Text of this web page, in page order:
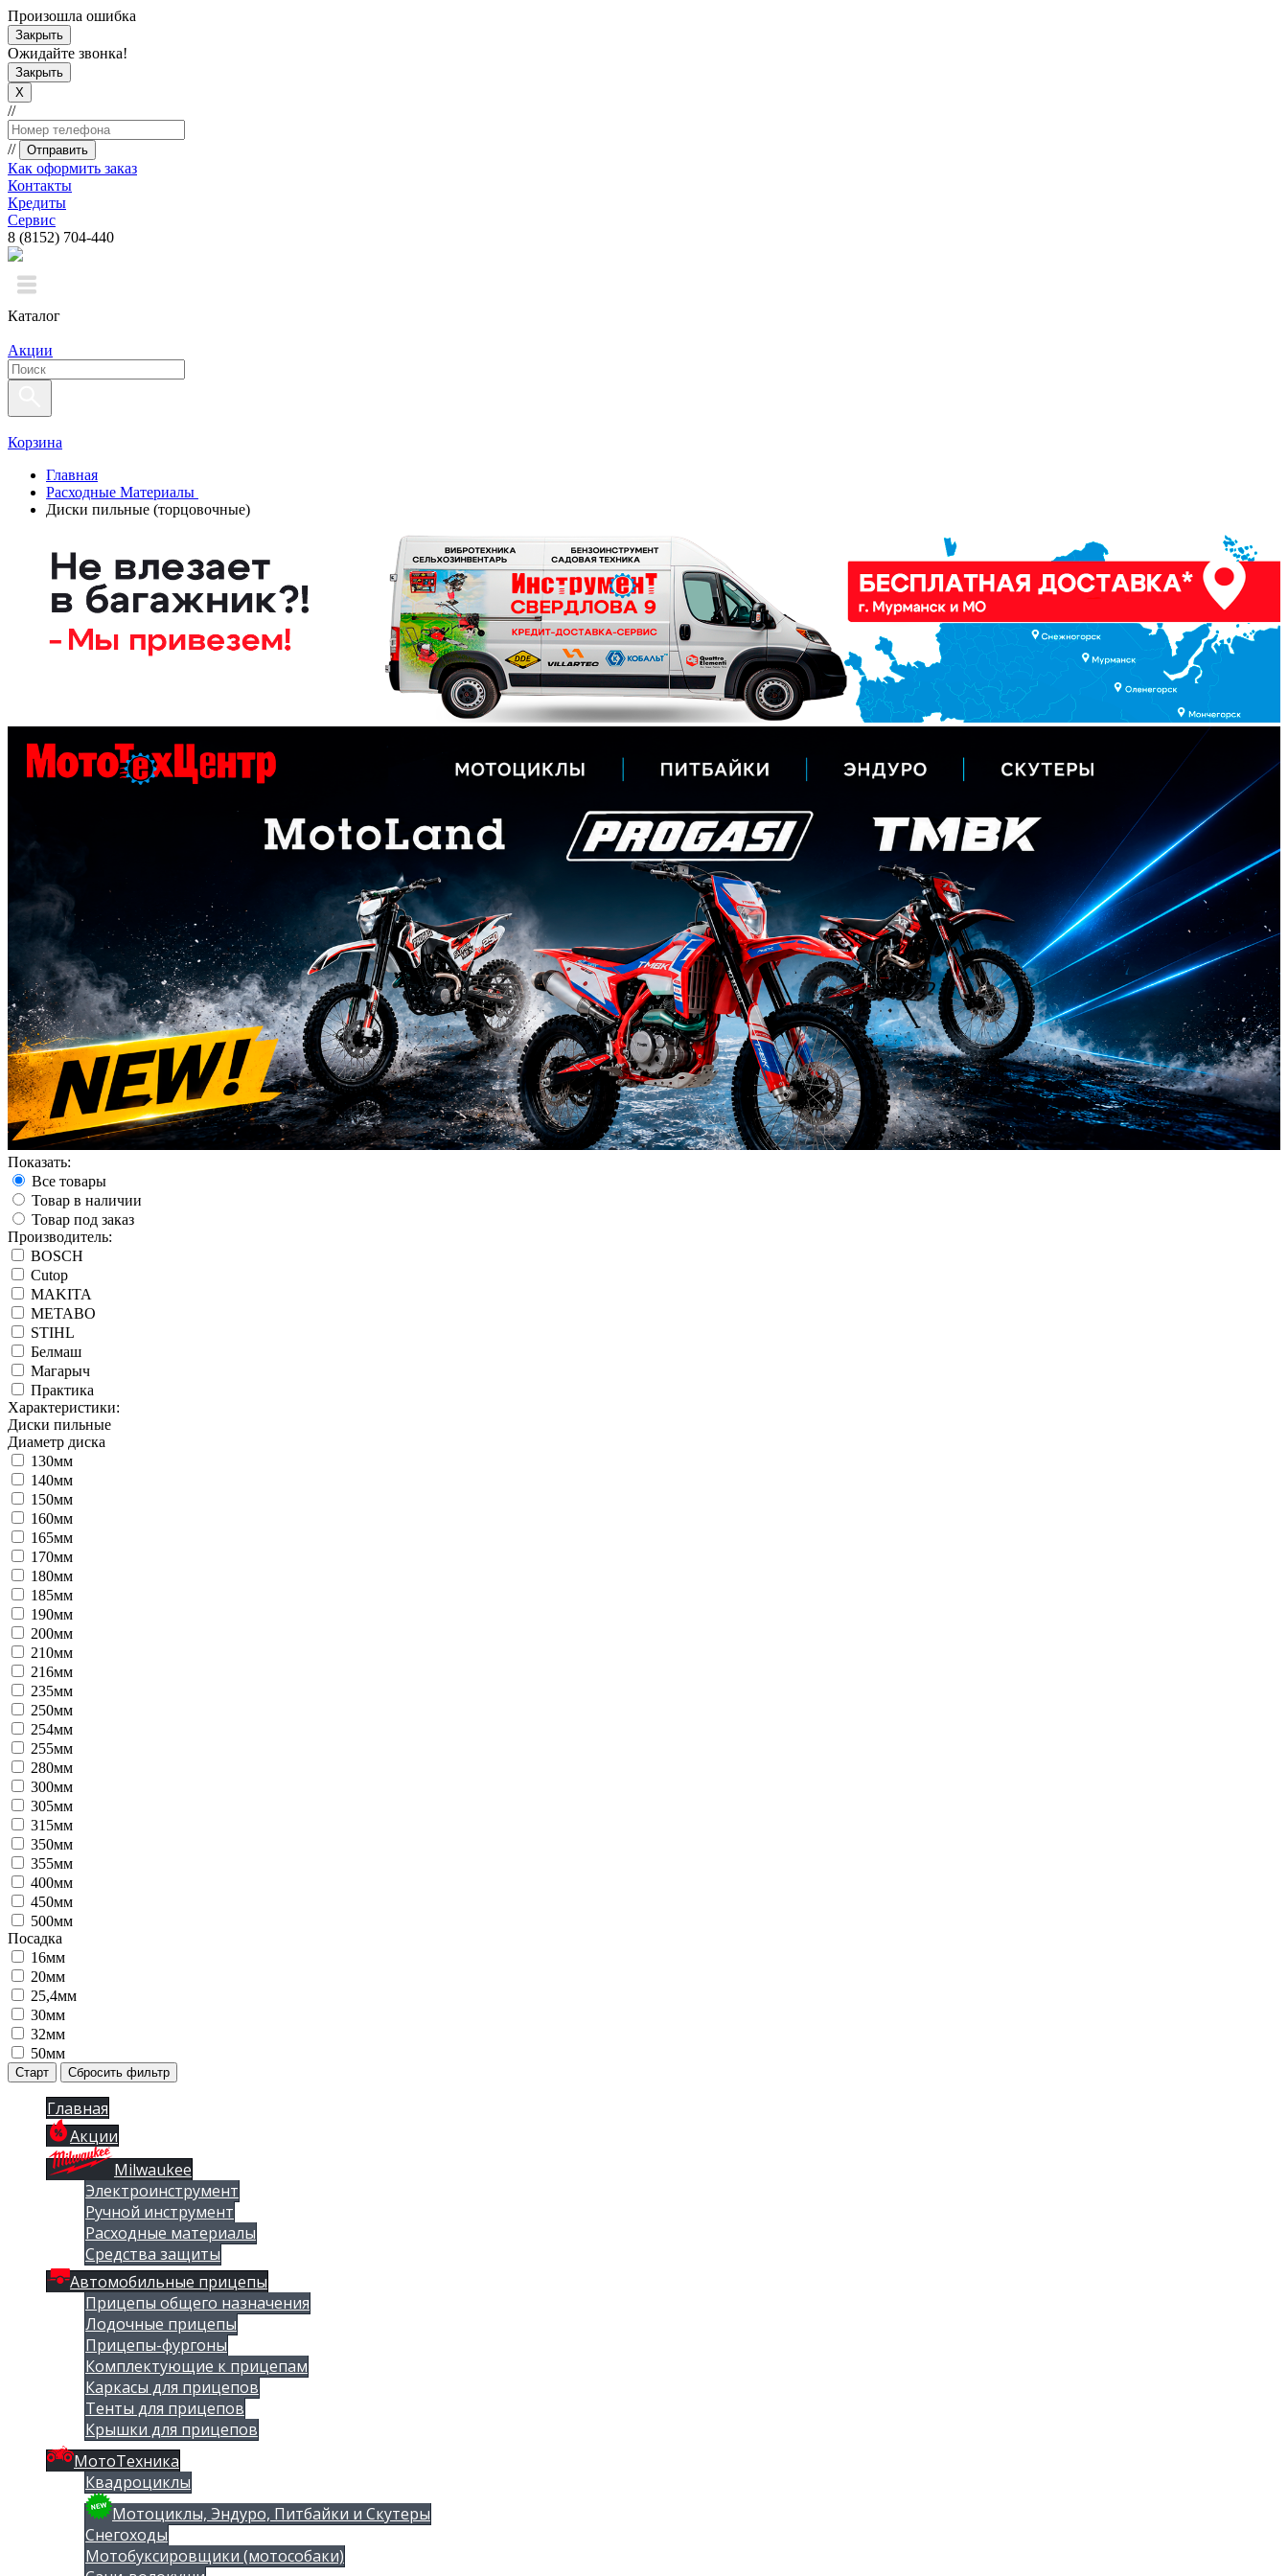
Произошла ошибка
Закрыть
Ожидайте звонка!
Закрыть
X
//
// Отправить
Как оформить заказ
Контакты
Кредиты
Сервис
8 (8152) 704-440
Каталог
Акции
Корзина
Главная
Расходные Материалы
Диски пильные (торцовочные)
Показать:
Все товары
Товар в наличии
Товар под заказ
Производитель:
BOSCH
Cutop
MAKITA
METABO
STIHL
Белмаш
Магарыч
Практика
Характеристики:
Диски пильные
Диаметр диска
130мм
140мм
150мм
160мм
165мм
170мм
180мм
185мм
190мм
200мм
210мм
216мм
235мм
250мм
254мм
255мм
280мм
300мм
305мм
315мм
350мм
355мм
400мм
450мм
500мм
Посадка
16мм
20мм
25,4мм
30мм
32мм
50мм
Старт Сбросить фильтр
Главная
Акции
Milwaukee
Электроинструмент
Ручной инструмент
Расходные материалы
Средства защиты
Автомобильные прицепы
Прицепы общего назначения
Лодочные прицепы
Прицепы-фургоны
Комплектующие к прицепам
Каркасы для прицепов
Тенты для прицепов
Крышки для прицепов
МотоТехника
Квадроциклы
Мотоциклы, Эндуро, Питбайки и Скутеры
Снегоходы
Мотобуксировщики (мотособаки)